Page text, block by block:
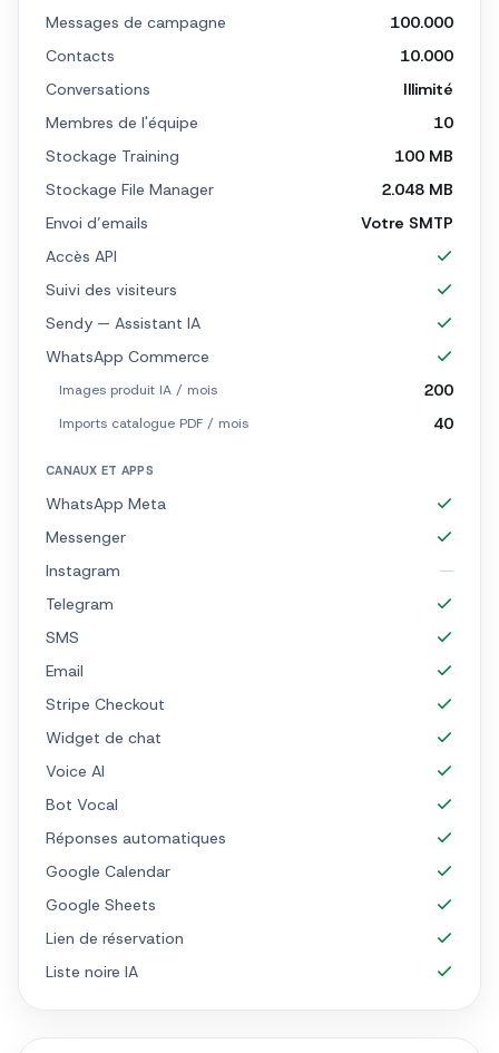
Messages de campagne
100.000
Contacts
10.000
Conversations
Illimité
Membres de l'équipe
10
Stockage Training
100 MB
Stockage File Manager
2.048 MB
Envoi d’emails
Votre SMTP
Accès API
Suivi des visiteurs
Sendy — Assistant IA
WhatsApp Commerce
Images produit IA / mois 200
Imports catalogue PDF / mois 40
CANAUX ET APPS
WhatsApp Meta
Messenger
Instagram
Telegram
SMS
Email
Stripe Checkout
Widget de chat
Voice AI
Bot Vocal
Réponses automatiques
Google Calendar
Google Sheets
Lien de réservation
Liste noire IA